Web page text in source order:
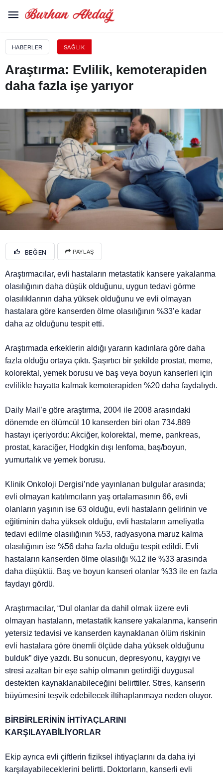
HABERLER SAĞLIK
Araştırma: Evlilik, kemoterapiden
daha fazla işe yarıyor
BEĞEN PAYLAŞ
Araştırmacılar, evli hastaların metastatik kansere yakalanma
olasılığının daha düşük olduğunu, uygun tedavi görme
olasılıklarının daha yüksek olduğunu ve evli olmayan
hastalara göre kanserden ölme olasılığının %33’e kadar
daha az olduğunu tespit etti.
Araştırmada erkeklerin aldığı yararın kadınlara göre daha
fazla olduğu ortaya çıktı. Şaşırtıcı bir şekilde prostat, meme,
kolorektal, yemek borusu ve baş veya boyun kanserleri için
evlilikle hayatta kalmak kemoterapiden %20 daha faydalıydı.
Daily Mail’e göre araştırma, 2004 ile 2008 arasındaki
dönemde en ölümcül 10 kanserden biri olan 734.889
hastayı içeriyordu: Akciğer, kolorektal, meme, pankreas,
prostat, karaciğer, Hodgkin dışı lenfoma, baş/boyun,
yumurtalık ve yemek borusu.
Klinik Onkoloji Dergisi’nde yayınlanan bulgular arasında;
evli olmayan katılımcıların yaş ortalamasının 66, evli
olanların yaşının ise 63 olduğu, evli hastaların gelirinin ve
eğitiminin daha yüksek olduğu, evli hastaların ameliyatla
tedavi edilme olasılığının %53, radyasyona maruz kalma
olasılığının ise %56 daha fazla olduğu tespit edildi. Evli
hastaların kanserden ölme olasılığı %12 ile %33 arasında
daha düşüktü. Baş ve boyun kanseri olanlar %33 ile en fazla
faydayı gördü.
Araştırmacılar, “Dul olanlar da dahil olmak üzere evli
olmayan hastaların, metastatik kansere yakalanma, kanserin
yetersiz tedavisi ve kanserden kaynaklanan ölüm riskinin
evli hastalara göre önemli ölçüde daha yüksek olduğunu
bulduk” diye yazdı. Bu sonucun, depresyonu, kaygıyı ve
stresi azaltan bir eşe sahip olmanın getirdiği duygusal
destekten kaynaklanabileceğini belirttiler. Stres, kanserin
büyümesini teşvik edebilecek iltihaplanmaya neden oluyor.
BİRBİRLERİNİN İHTİYAÇLARINI
KARŞILAYABİLİYORLAR
Ekip ayrıca evli çiftlerin fiziksel ihtiyaçlarını da daha iyi
karşılayabileceklerini belirtti. Doktorların, kanserli evli